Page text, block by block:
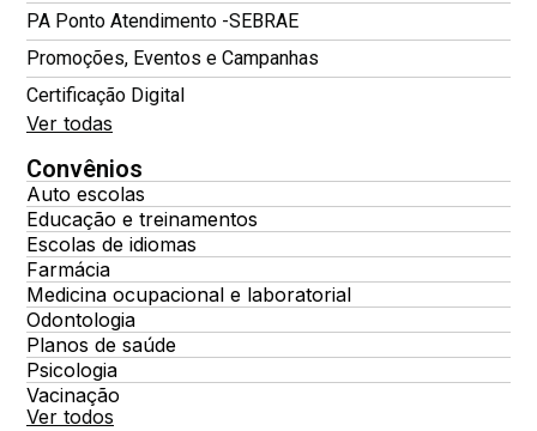
PA Ponto Atendimento -SEBRAE
Promoções, Eventos e Campanhas
Certificação Digital
Ver todas
Convênios
Auto escolas
Educação e treinamentos
Escolas de idiomas
Farmácia
Medicina ocupacional e laboratorial
Odontologia
Planos de saúde
Psicologia
Vacinação
Ver todos